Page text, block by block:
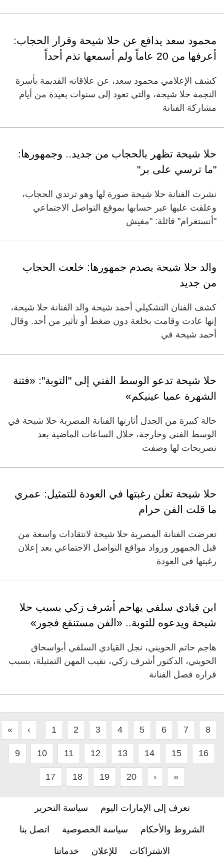
محمود سعد يدافع عن حلا شيحة وقرار الحجاب:
أعرفها من 20 عاماً ولم أسمعها تذم أحداً
كشف الإعلامي محمود سعد، عن علاقاته القديمة بأسرة
النجمة حلا شيحة، والتي تعود إلى سنوات بعيدة من أيام
مشاركة الفنانة
حلا شيحة تظهر بالحجاب من جديد.. وجمهورها:
"ما ترسي على بر"
نشرت الفنانة حلا شيحة صورة لها وهو ترتدي الحجاب،
وعلقت عليها عبر حسابها بموقع التواصل الاجتماعي
"أنستغرام" قائلة: "مفيش
والد حلا شيحة يصدم جمهورها: خلعت الحجاب
من جديد
كشف الفنان التشكيلي أحمد شيحة والد الفنانة حلا شيحة،
إنها عادت وقامت بخلعة دون ضغط أو تأثير من أحد. وقال
أحمد شيحة في
حلا شيحة تدعو الوسط الفني إلى "التوبة": «فتنة
الشهرة عميا عينيكم»
حالة كبيرة من الجدل أثارتها الفنانة المصرية حلا شيحة في
الوسط الفني وخارجة، خلال الساعات الماضية بعد
تصريحات لها وصفت
حلا شيحة تعلن رغبتها في العودة للتمثيل: عمري
ما قلت الفن حرام
تعرضت الفنانة المصرية حلا شيحة لانتقادات واسعة من
قبل الجمهور ورواد مواقع التواصل الاجتماعي بعد إعلان
رغبتها في العودة
ابن قيادي سلفي يهاحم أشرف زكي بسبب حلا
شيحة ويدعوه للتوبة.. «الفن مستنقع فجور»
هاجم حاتم الحويني، نجل القيادي السلفي أبواسحاق
الحويني، الدكتور أشرف زكي، نقيب المهن التمثيلة، بسبب
قراره فصل الفنانة
« ‹ 1 2 3 4 5 6 7 8
9 10 11 12 13 14 15 16
17 18 19 20 › »
تعرف إلى الإمارات اليوم سياسة التحرير
الشروط والأحكام سياسة الخصوصية اتصل بنا
الاشتراكات للإعلان خدماتنا